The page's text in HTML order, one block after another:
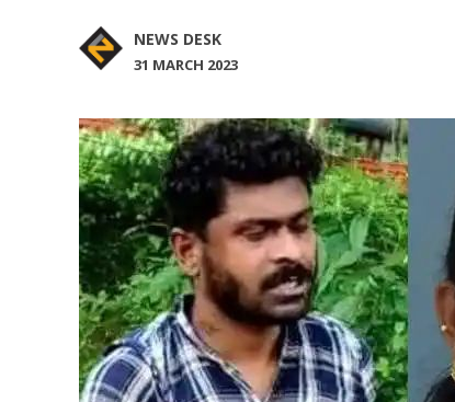
NEWS DESK
31 MARCH 2023